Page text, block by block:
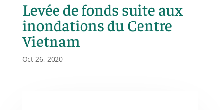
Levée de fonds suite aux
inondations du Centre
Vietnam
Oct 26, 2020